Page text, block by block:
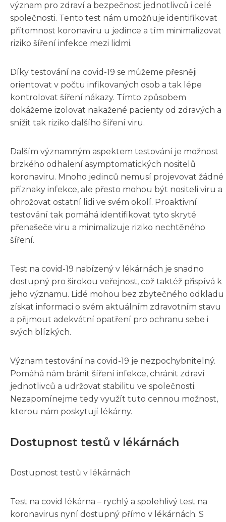
význam pro zdraví a bezpečnost jednotlivců i celé
společnosti. Tento test nám umožňuje identifikovat
přítomnost koronaviru u jedince a tím minimalizovat
riziko šíření infekce mezi lidmi.
Díky testování na covid-19 se můžeme přesněji
orientovat v počtu infikovaných osob a tak lépe
kontrolovat šíření nákazy. Tímto způsobem
dokážeme izolovat nakažené pacienty od zdravých a
snížit tak riziko dalšího šíření viru.
Dalším významným aspektem testování je možnost
brzkého odhalení asymptomatických nositelů
koronaviru. Mnoho jedinců nemusí projevovat žádné
příznaky infekce, ale přesto mohou být nositeli viru a
ohrožovat ostatní lidi ve svém okolí. Proaktivní
testování tak pomáhá identifikovat tyto skryté
přenašeče viru a minimalizuje riziko nechtěného
šíření.
Test na covid-19 nabízený v lékárnách je snadno
dostupný pro širokou veřejnost, což taktéž přispívá k
jeho významu. Lidé mohou bez zbytečného odkladu
získat informaci o svém aktuálním zdravotním stavu
a přijmout adekvátní opatření pro ochranu sebe i
svých blízkých.
Význam testování na covid-19 je nezpochybnitelný.
Pomáhá nám bránit šíření infekce, chránit zdraví
jednotlivců a udržovat stabilitu ve společnosti.
Nezapomínejme tedy využít tuto cennou možnost,
kterou nám poskytují lékárny.
Dostupnost testů v lékárnách
Dostupnost testů v lékárnách
Test na covid lékárna – rychlý a spolehlivý test na
koronavirus nyní dostupný přímo v lékárnách. S